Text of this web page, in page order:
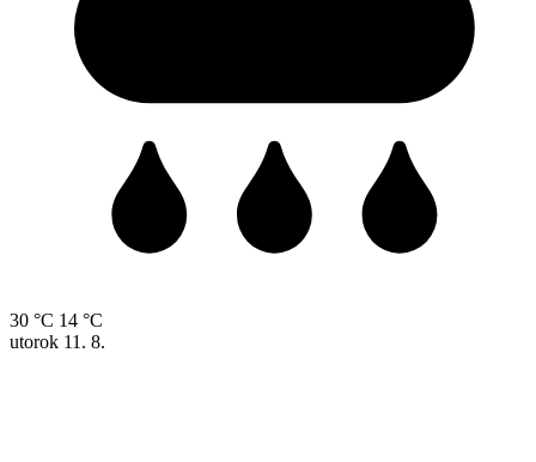
30 °C 14 °C
utorok 11. 8.